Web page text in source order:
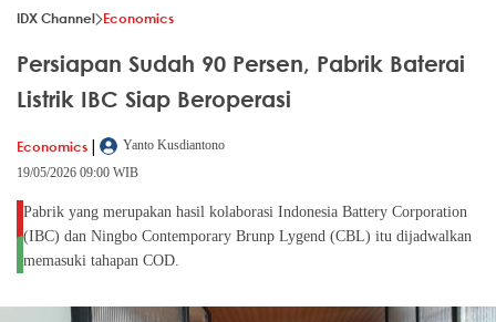
IDX Channel Economics
Persiapan Sudah 90 Persen, Pabrik Baterai
Listrik IBC Siap Beroperasi
Economics |
Yanto Kusdiantono
19/05/2026 09:00 WIB
Pabrik yang merupakan hasil kolaborasi Indonesia Battery Corporation
(IBC) dan Ningbo Contemporary Brunp Lygend (CBL) itu dijadwalkan
memasuki tahapan COD.